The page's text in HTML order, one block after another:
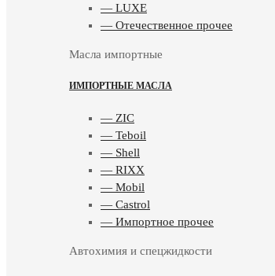
— LUXE
— Отечественное прочее
Масла импортные
ИМПОРТНЫЕ МАСЛА
— ZIC
— Teboil
— Shell
— RIXX
— Mobil
— Castrol
— Импортное прочее
Автохимия и спецжидкости